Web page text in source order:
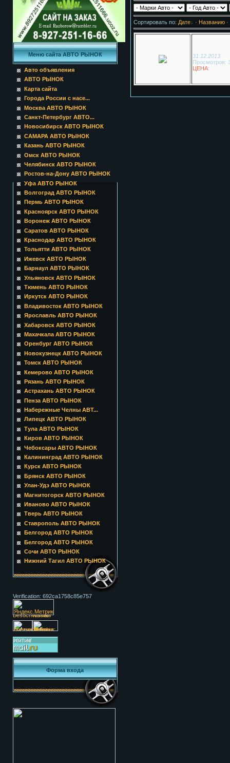
Меню сайта АВТО РЫНОК
Авто объявления
АВТО РЫНОК
Карта сайта
Города России с насе...
Москва АВТО РЫНОК
Санкт-Петербург АВТО...
Новосибирск АВТО РЫНОК
САМАРА АВТО РЫНОК
Казань АВТО РЫНОК
Омск АВТО РЫНОК
Челябинск АВТО РЫНОК
Ростов-на-Дону АВТО РЫНОК
Уфа АВТО РЫНОК
Волгоград АВТО РЫНОК
Пермь АВТО РЫНОК
Красноярск АВТО РЫНОК
Воронеж АВТО РЫНОК
Саратов АВТО РЫНОК
Краснодар АВТО РЫНОК
Тольятти АВТО РЫНОК
Ижевск АВТО РЫНОК
Барнаул АВТО РЫНОК
Ульяновск АВТО РЫНОК
Тюмень АВТО РЫНОК
Иркутск АВТО РЫНОК
Владивосток АВТО РЫНОК
Ярославль АВТО РЫНОК
Хабаровск АВТО РЫНОК
Махачкала АВТО РЫНОК
Оренбург АВТО РЫНОК
Новокузнецк АВТО РЫНОК
Томск АВТО РЫНОК
Кемерово АВТО РЫНОК
Рязань АВТО РЫНОК
Астрахань АВТО РЫНОК
Пенза АВТО РЫНОК
Набережные Челны АВТ...
Липецк АВТО РЫНОК
Тула АВТО РЫНОК
Киров АВТО РЫНОК
Чебоксары АВТО РЫНОК
Калининград АВТО РЫНОК
Курск АВТО РЫНОК
Брянск АВТО РЫНОК
Улан-Удэ АВТО РЫНОК
Магнитогорск АВТО РЫНОК
Иваново АВТО РЫНОК
Тверь АВТО РЫНОК
Ставрополь АВТО РЫНОК
Белгород АВТО РЫНОК
Белгород АВТО РЫНОК
Сочи АВТО РЫНОК
Нижний Тагил АВТО РЫНОК
Verification: 692ca1758c85e757
Форма входа
Сортировать по: Дате · Названию·
31.12.2013
Просмотров:
ЦЕНА: